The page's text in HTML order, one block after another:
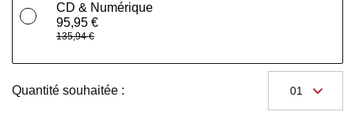
CD & Numérique
95,95 €
135,94 €
Quantité souhaitée :